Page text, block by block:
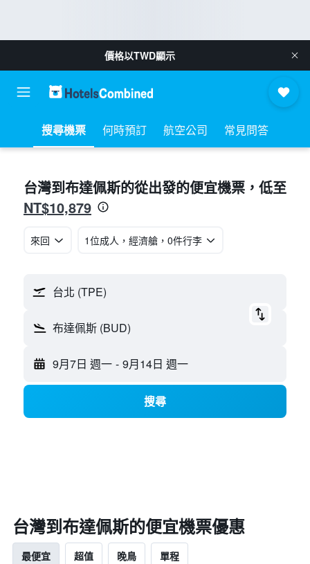
價格以TWD顯示
搜尋機票 何時預訂 航空公司 常見問答
台灣​到布達佩斯​的從​出發的便宜機票​，低至
NT$10,879
來回 1位成人​，經濟艙​，0件行李
台北 (TPE)
布達佩斯 (BUD)
9月7日 週一 - 9月14日 週一
搜尋
台灣​到布達佩斯​的便宜機票優惠
最便宜 超值 晚鳥 單程